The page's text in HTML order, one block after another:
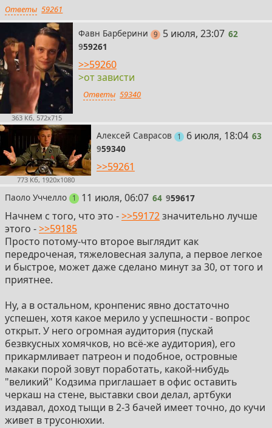
Ответы 59261
363 Кб, 572x715
Фавн Барберини 9постов
62
5 июля, 23:07 62
959261
>>59260
>от зависти
Ответы 59340
773 Кб, 1920x1080
Алексей Саврасов 1пост
63
6 июля, 18:04 63
959340
>>59261
Паоло Уччелло 1 пост
64
11 июля, 06:07 64 959617
Начнем с того, что это ->>59172значительно лучше
этого ->>59185
Просто потому-что второе выглядит как
передроченая, тяжеловесная залупа, а первое легкое
и быстрое, может даже сделано минут за 30, от того и
приятнее.
Ну, а в остальном, кронпенис явно достаточно
успешен, хотя какое мерило у успешности - вопрос
открыт. У него огромная аудитория (пускай
безвкусных хомячков, но всё-же аудитория), его
прикармливает патреон и подобное, островные
макаки порой зовут поработать, какой-нибудь
"великий" Кодзима приглашает в офис оставить
черкаш на стене, выставки свои делал, артбуки
издавал, доход тыщи в 2-3 бачей имеет точно, до кучи
живет в трусонюхии.